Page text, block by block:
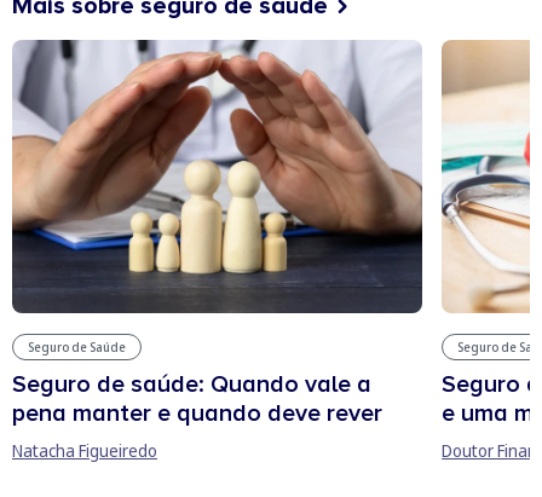
Mais sobre seguro de saúde
Seguro de Saúde
Seguro de saúde: Quando vale a
pena manter e quando deve rever
Natacha Figueiredo
Seguro de
Seguro
e uma
Doutor